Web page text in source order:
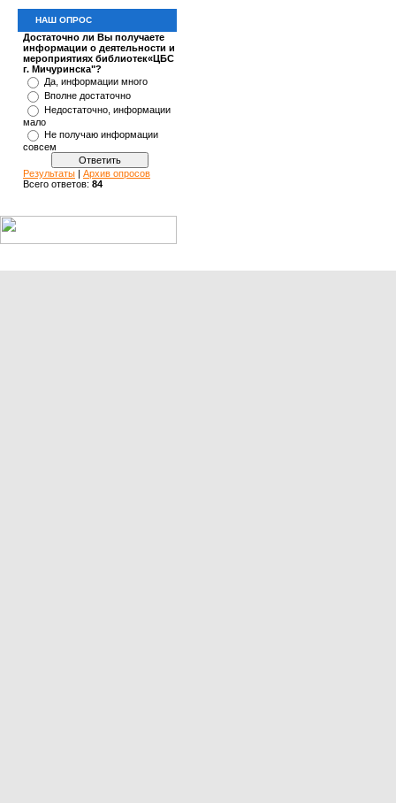
НАШ ОПРОС
Достаточно ли Вы получаете
информации о деятельности и
мероприятиях библиотек«ЦБС
г. Мичуринска"?
Да, информации много
Вполне достаточно
Недостаточно, информации
мало
Не получаю информации
совсем
Результаты | Архив опросов
Всего ответов: 84